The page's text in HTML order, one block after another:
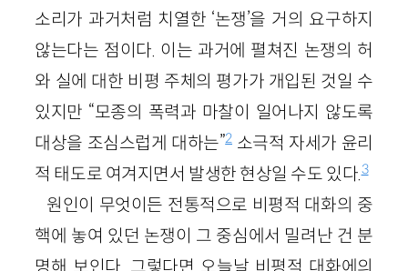
소리가 과거처럼 치열한 ‘논쟁’을 거의 요구하지
않는다는 점이다. 이는 과거에 펼쳐진 논쟁의 허
와 실에 대한 비평 주체의 평가가 개입된 것일 수
있지만 “모종의 폭력과 마찰이 일어나지 않도록
대상을 조심스럽게 대하는”2 소극적 자세가 윤리
적 태도로 여겨지면서 발생한 현상일 수도 있다.3
원인이 무엇이든 전통적으로 비평적 대화의 중
핵에 놓여 있던 논쟁이 그 중심에서 밀려난 건 분
명해 보인다. 그렇다면 오늘날 비평적 대화에의